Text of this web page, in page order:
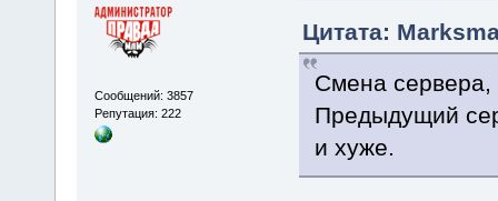
Сообщений: 3857
Репутация: 222
Цитата:
Смена сервера,
Предыдущий
и хуже.